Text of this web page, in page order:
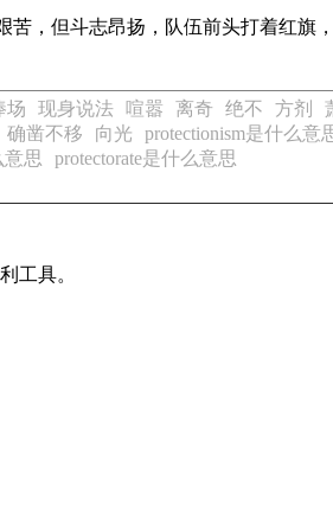
苦，但斗志昂扬，队伍前头打着红旗
场 现身说法 喧嚣 离奇 绝不 方剂
确凿不移
向光
protectionism是什么意
意思
protectorate是什么意思
工具。